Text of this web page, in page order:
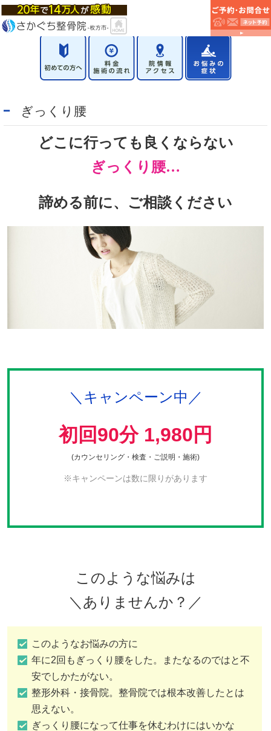
ぎっくり腰
どこに行っても良くならない
ぎっくり腰…
諦める前に、ご相談ください
＼キャンペーン中／
初回90分 1,980円
(カウンセリング・検査・ご説明・施術)
※キャンペーンは数に限りがあります
このような悩みは
＼ありませんか？／
このようなお悩みの方に
年に2回もぎっくり腰をした。またなるのではと不
安でしかたがない。
整形外科・接骨院。整骨院では根本改善したとは
思えない。
ぎっくり腰になって仕事を休むわけにはいかな